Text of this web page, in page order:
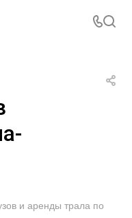
и аренды трала по